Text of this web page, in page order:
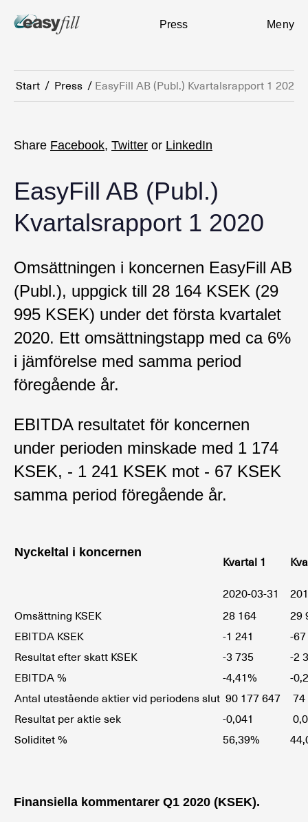
Press Meny
Start / Press / EasyFill AB (Publ.) Kvartalsrapport 1 2020
Share Facebook, Twitter or LinkedIn
EasyFill AB (Publ.)
Kvartalsrapport 1 2020
Omsättningen i koncernen EasyFill AB
(Publ.), uppgick till 28 164 KSEK (29
995 KSEK) under det första kvartalet
2020. Ett omsättningstapp med ca 6%
i jämförelse med samma period
föregående år.
EBITDA resultatet för koncernen
under perioden minskade med 1 174
KSEK, - 1 241 KSEK mot - 67 KSEK
samma period föregående år.
Nyckeltal i koncernen
Kvartal 1
2020-03-31
Omsättning KSEK
28 164
29
EBITDA KSEK
-1 241
-67
Resultat efter skatt KSEK
-3 735
-2
EBITDA %
-4,41%
-
Antal utestående aktier vid periodens slut 90 177 647
Resultat per aktie sek
-0,041
Soliditet %
56,39%
Finansiella kommentarer Q1 2020 (KSEK).